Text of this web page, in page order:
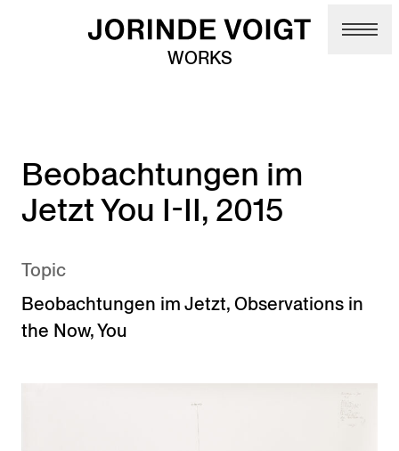
Skip to main content
WORKS
Beobachtungen im
Jetzt You I-II, 2015
Topic
Beobachtungen im Jetzt,Observations in
the Now,You